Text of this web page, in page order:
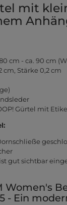
mit
cm - ca. 90 cm
cm, Stärke 0,2 cm
Gürtel mit
ist gut sichtbar
Women's
- Ein